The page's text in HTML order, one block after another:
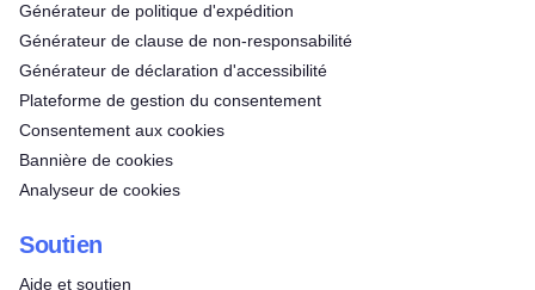
Générateur de politique d'expédition
Générateur de clause de non-responsabilité
Générateur de déclaration d'accessibilité
Plateforme de gestion du consentement
Consentement aux cookies
Bannière de cookies
Analyseur de cookies
Soutien
Aide et soutien